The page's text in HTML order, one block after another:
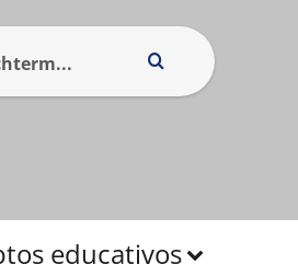
educativos